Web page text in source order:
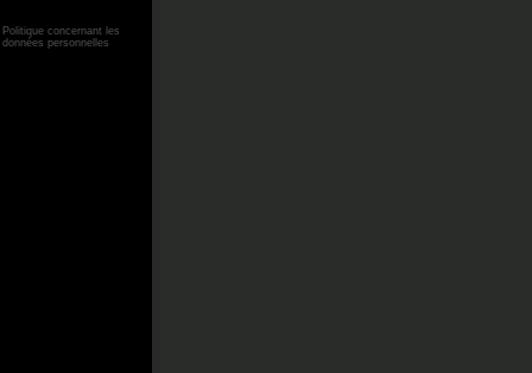
Politique concernant les
données personnelles